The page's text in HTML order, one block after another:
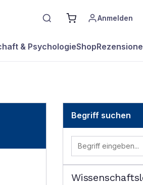
Anmelden
& PsychologieShop
Begriff suchen